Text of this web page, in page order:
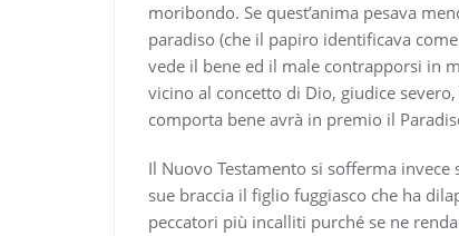
moribondo. Se quest’anima pesava
paradiso (che il papiro identificava
vede il bene ed il male contrapporsi in
vicino al concetto di Dio, giudice
comporta bene avrà in premio il
Il Nuovo Testamento si sofferma
sue braccia il figlio fuggiasco che ha
peccatori più incalliti purché se ne